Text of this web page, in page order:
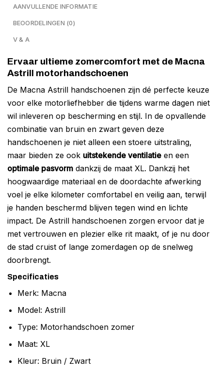
AANVULLENDE INFORMATIE
BEOORDELINGEN (0)
V & A
Ervaar ultieme zomercomfort met de Macna
Astrill motorhandschoenen
De Macna Astrill handschoenen zijn dé perfecte keuze
voor elke motorliefhebber die tijdens warme dagen niet
wil inleveren op bescherming en stijl. In de opvallende
combinatie van bruin en zwart geven deze
handschoenen je niet alleen een stoere uitstraling,
maar bieden ze ook uitstekende ventilatie en een
optimale pasvorm dankzij de maat XL. Dankzij het
hoogwaardige materiaal en de doordachte afwerking
voel je elke kilometer comfortabel en veilig aan, terwijl
je handen beschermd blijven tegen wind en lichte
impact. De Astrill handschoenen zorgen ervoor dat je
met vertrouwen en plezier elke rit maakt, of je nu door
de stad cruist of lange zomerdagen op de snelweg
doorbrengt.
Specificaties
Merk: Macna
Model: Astrill
Type: Motorhandschoen zomer
Maat: XL
Kleur: Bruin / Zwart